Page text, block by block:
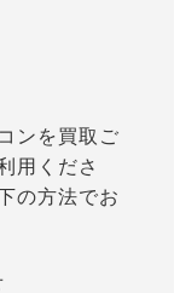
ンを買取ご
用くださ
の方法でお